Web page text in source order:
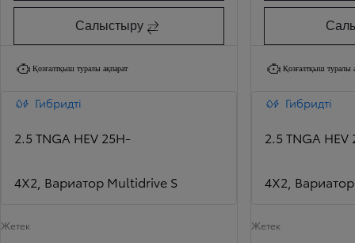
Салыстыру
Қозғалтқыш туралы ақпарат
Гибридті
2.5 TNGA HEV 25H-
4X2, Вариатор Multidrive S
Жетек
Қозғалтқыш туралы
Гибридті
2.5 TNGA HEV
4X2,
Жетек